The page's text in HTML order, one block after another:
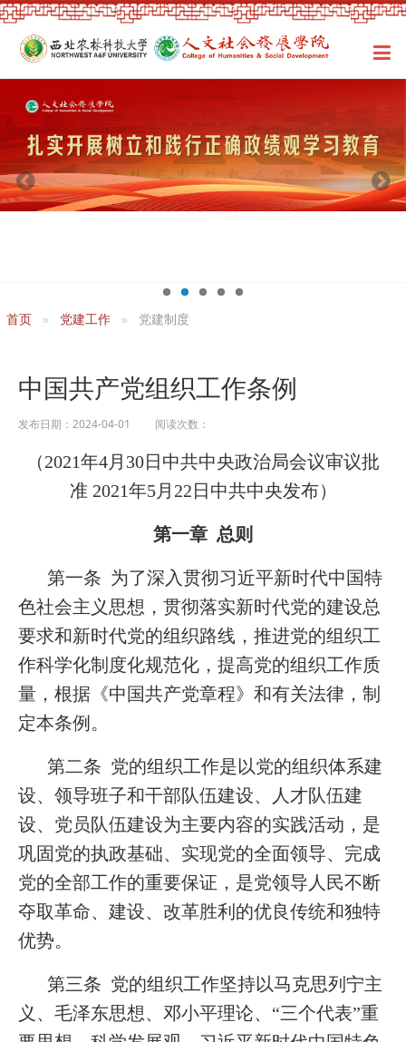
首页 党建工作 党建制度
中国共产党组织工作条例
发布日期：2024-04-01 阅读次数：
（2021年4月30日中共中央政治局会议审议批
准 2021年5月22日中共中央发布）
第一章 总则
第一条 为了深入贯彻习近平新时代中国特
色社会主义思想，贯彻落实新时代党的建设总
要求和新时代党的组织路线，推进党的组织工
作科学化制度化规范化，提高党的组织工作质
量，根据《中国共产党章程》和有关法律，制
定本条例。
第二条 党的组织工作是以党的组织体系建
设、领导班子和干部队伍建设、人才队伍建
设、党员队伍建设为主要内容的实践活动，是
巩固党的执政基础、实现党的全面领导、完成
党的全部工作的重要保证，是党领导人民不断
夺取革命、建设、改革胜利的优良传统和独特
优势。
第三条 党的组织工作坚持以马克思列宁主
义、毛泽东思想、邓小平理论、“三个代表”重